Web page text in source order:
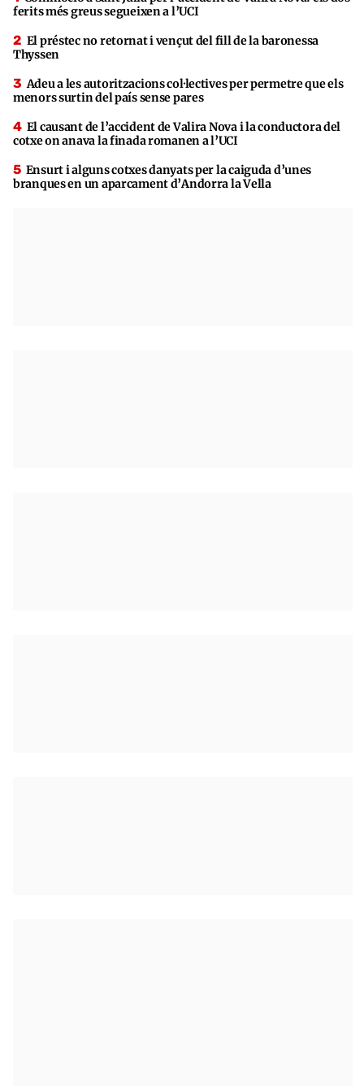
ferits més greus segueixen a l’UCI
El préstec no retornat i vençut del fill de la baronessa
Thyssen
Adeu a les autoritzacions col·lectives per permetre que els
menors surtin del país sense pares
El causant de l’accident de Valira Nova i la conductora del
cotxe on anava la finada romanen a l’UCI
Ensurt i alguns cotxes danyats per la caiguda d’unes
branques en un aparcament d’Andorra la Vella